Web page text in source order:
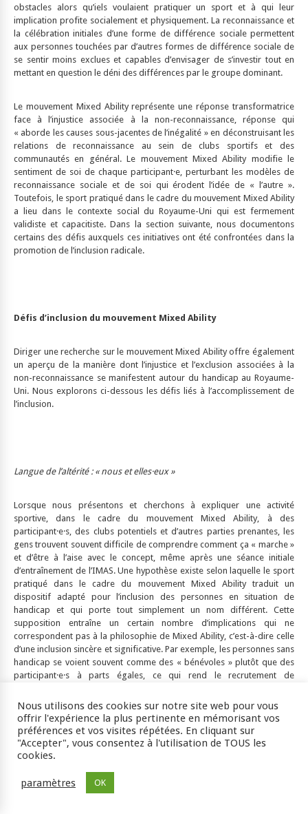
obstacles alors qu’iels voulaient pratiquer un sport et à qui leur
implication profite socialement et physiquement. La reconnaissance et
la célébration initiales d’une forme de différence sociale permettent
aux personnes touchées par d’autres formes de différence sociale de
se sentir moins exclues et capables d’envisager de s’investir tout en
mettant en question le déni des différences par le groupe dominant.
Le mouvement Mixed Ability représente une réponse transformatrice
face à l’injustice associée à la non-reconnaissance, réponse qui
« aborde les causes sous-jacentes de l’inégalité » en déconstruisant les
relations de reconnaissance au sein de clubs sportifs et des
communautés en général. Le mouvement Mixed Ability modifie le
sentiment de soi de chaque participant·e, perturbant les modèles de
reconnaissance sociale et de soi qui érodent l’idée de « l’autre ».
Toutefois, le sport pratiqué dans le cadre du mouvement Mixed Ability
a lieu dans le contexte social du Royaume-Uni qui est fermement
validiste et capacitiste. Dans la section suivante, nous documentons
certains des défis auxquels ces initiatives ont été confrontées dans la
promotion de l’inclusion radicale.
Défis d’inclusion du mouvement Mixed Ability
Diriger une recherche sur le mouvement Mixed Ability offre également
un aperçu de la manière dont l’injustice et l’exclusion associées à la
non-reconnaissance se manifestent autour du handicap au Royaume-
Uni. Nous explorons ci-dessous les défis liés à l’accomplissement de
l’inclusion.
Langue de l’altérité : « nous et elles·eux »
Lorsque nous présentons et cherchons à expliquer une activité
sportive, dans le cadre du mouvement Mixed Ability, à des
participant·e·s, des clubs potentiels et d’autres parties prenantes, les
gens trouvent souvent difficile de comprendre comment ça « marche »
et d’être à l’aise avec le concept, même après une séance initiale
d’entraînement de l’IMAS. Une hypothèse existe selon laquelle le sport
pratiqué dans le cadre du mouvement Mixed Ability traduit un
dispositif adapté pour l’inclusion des personnes en situation de
handicap et qui porte tout simplement un nom différent. Cette
supposition entraîne un certain nombre d’implications qui ne
correspondent pas à la philosophie de Mixed Ability, c’est-à-dire celle
d’une inclusion sincère et significative. Par exemple, les personnes sans
handicap se voient souvent comme des « bénévoles » plutôt que des
participant·e·s à parts égales, ce qui rend le recrutement de
langage utilisé, souvent basé sur « nous et elles·eux » plutôt que sur
« nous tous ensemble », ce qui correspond plus à la philosophie de
Mixed Ability et au concept de Nancy Fraser (1995) concernant la justice
associée à la reconnaissance comme une parité de participation pour
tous.
Une attitude basée sur « nous et elles·eux » est problématique par
Nous utilisons des cookies sur notre site web pour vous
offrir l'expérience la plus pertinente en mémorisant vos
préférences et vos visites répétées. En cliquant sur
"Accepter", vous consentez à l'utilisation de TOUS les
cookies.
paramètres OK